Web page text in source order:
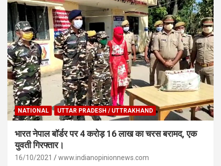
NATIONAL UTTAR PRADESH / UTTRAKHAND
भारत नेपाल बॉर्डर पर 4 करोड़ 16 लाख का चरस बरामद, एक
युवती गिरफ्तार।
16/10/2021 www.indianopinionnews.com